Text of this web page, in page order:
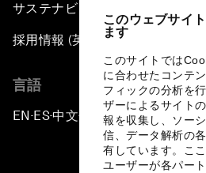
このウェブサイ
ます
このサイトでは
に合わせたコンテ
フィックの分析を
ザーによるサイト
報を収集し、ソー
信、データ解析の
有しています。こ
ユーザーが各パー
サステナビリティへの取り組み
採用情報 (英語のみ)
言語
EN ▪ES▪中文▪ 日本語